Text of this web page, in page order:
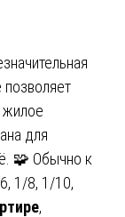
позволяет
жилое
для
🧩 Обычно к
1/8, 1/10,
,